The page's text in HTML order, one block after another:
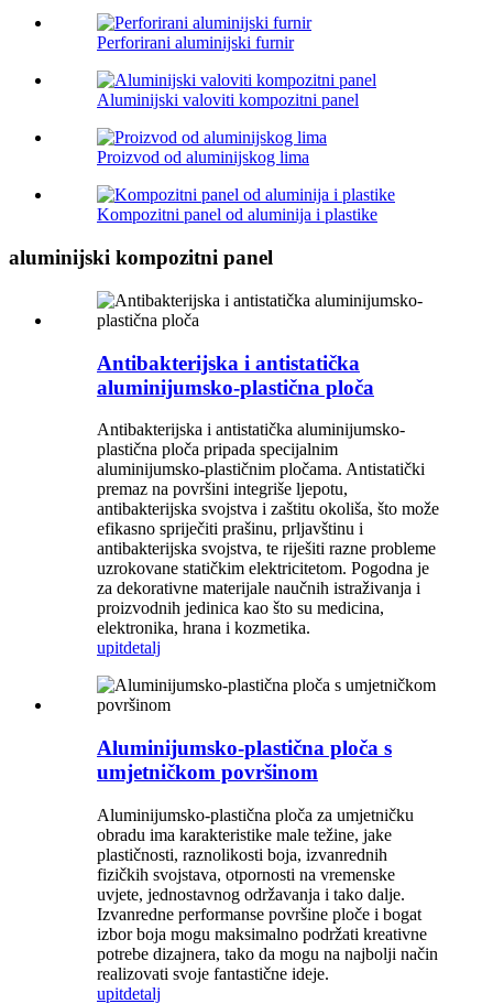
Perforirani aluminijski furnir
Aluminijski valoviti kompozitni panel
Proizvod od aluminijskog lima
Kompozitni panel od aluminija i plastike
aluminijski kompozitni panel
Antibakterijska i antistatička
aluminijumsko-plastična ploča
Antibakterijska i antistatička aluminijumsko-
plastična ploča pripada specijalnim
aluminijumsko-plastičnim pločama. Antistatički
premaz na površini integriše ljepotu,
antibakterijska svojstva i zaštitu okoliša, što može
efikasno spriječiti prašinu, prljavštinu i
antibakterijska svojstva, te riješiti razne probleme
uzrokovane statičkim elektricitetom. Pogodna je
za dekorativne materijale naučnih istraživanja i
proizvodnih jedinica kao što su medicina,
elektronika, hrana i kozmetika.
upitdetalj
Aluminijumsko-plastična ploča s
umjetničkom površinom
Aluminijumsko-plastična ploča za umjetničku
obradu ima karakteristike male težine, jake
plastičnosti, raznolikosti boja, izvanrednih
fizičkih svojstava, otpornosti na vremenske
uvjete, jednostavnog održavanja i tako dalje.
Izvanredne performanse površine ploče i bogat
izbor boja mogu maksimalno podržati kreativne
potrebe dizajnera, tako da mogu na najbolji način
realizovati svoje fantastične ideje.
upitdetalj